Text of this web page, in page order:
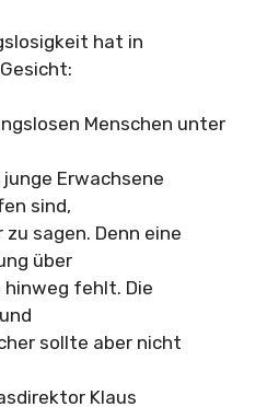
hat in
Menschen unter
Erwachsene
sind,
sagen. Denn eine
über
hinweg fehlt. Die
sollte aber nicht
Klaus